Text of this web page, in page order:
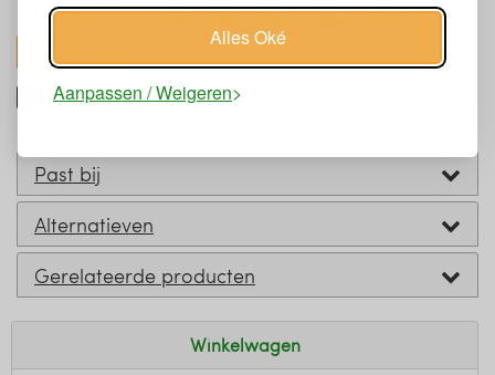
Alles Oké
Aanpassen / Weigeren
(cm's)
94
98
102
106
110
114
Keurmerken en labels Comazo dameshemd
Past bij
Alternatieven
Gerelateerde producten
Winkelwagen